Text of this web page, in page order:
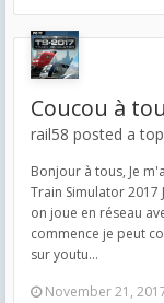
Coucou à
rail58 posted a
Bonjour à tous, Je
Train Simulator 2017
on joue en réseau
commence je peut
sur youtu...
November 21,